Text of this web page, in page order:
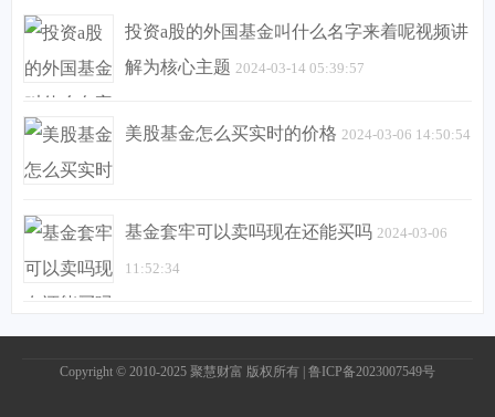
投资a股的外国基金叫什么名字来着呢视频讲
解为核心主题 2024-03-14 05:39:57
美股基金怎么买实时的价格 2024-03-06 14:50:54
基金套牢可以卖吗现在还能买吗 2024-03-06
11:52:34
Copyright © 2010-2025 聚慧财富 版权所有 | 鲁ICP备2023007549号